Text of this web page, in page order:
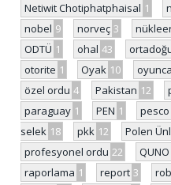
Netiwit Chotiphatphaisal 1
nobel 9 norveç 3
ODTÜ 1 ohal 43
otorite 1 Oyak 10
özel ordu 4 Pakistan 12
paraguay 1 PEN 1 pesco
selek 18 pkk 12 Polen
profesyonel ordu 22 QUNO
raporlama 1 report 3